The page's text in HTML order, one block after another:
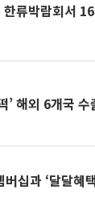
류박람회서
’ 해외 6개국 수
십과 ‘달달